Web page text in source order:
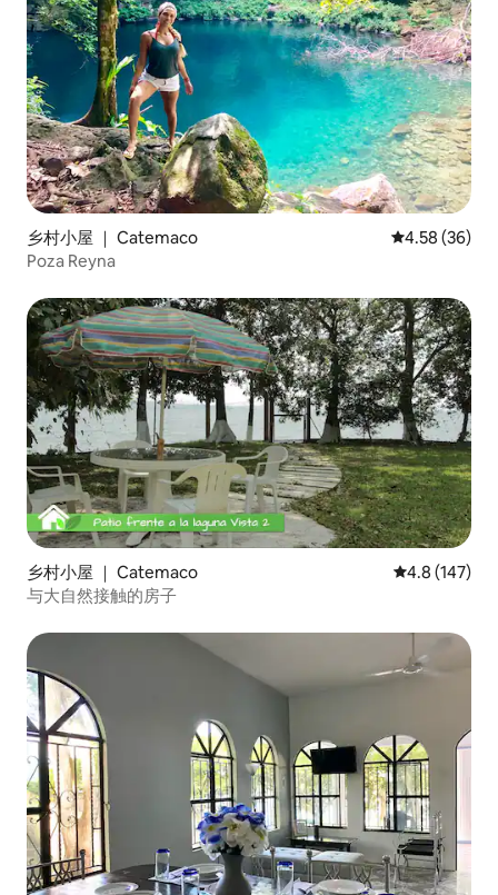
乡村小屋 ｜ Catemaco 平均评分
4.58 (36)
Poza Reyna
乡村小屋 ｜ Catemaco 平均评分 4.8
4.8 (147)
与大自然接触的房子